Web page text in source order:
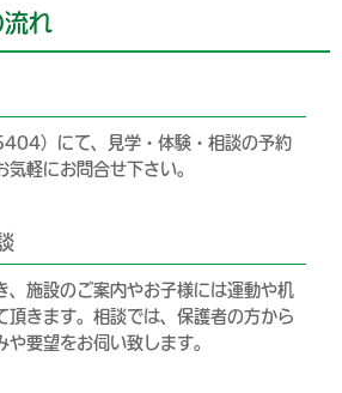
れ
）にて、見学・体験・相談の予約
軽にお問合せ下さい。
、施設のご案内やお子様には運動や机
頂きます。相談では、保護者の方から
や要望をお伺い致します。